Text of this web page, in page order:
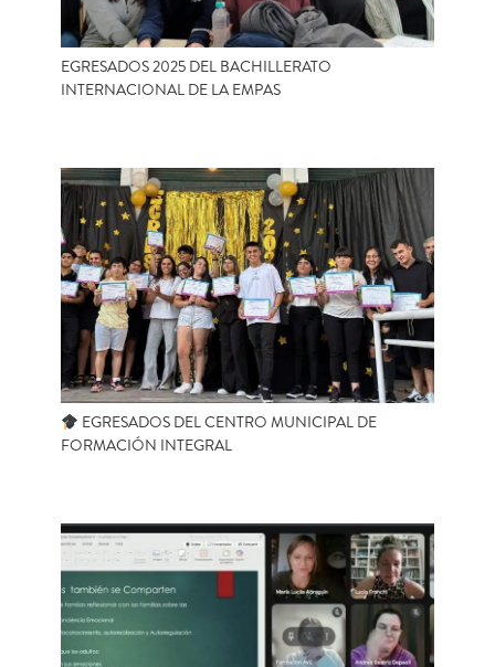
EGRESADOS 2025 DEL BACHILLERATO
INTERNACIONAL DE LA EMPAS
EGRESADOS DEL CENTRO MUNICIPAL DE
FORMACIÓN INTEGRAL